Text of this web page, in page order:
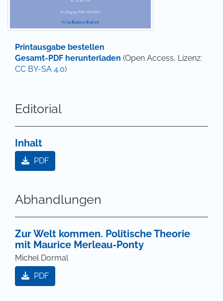
Printausgabe bestellen
Gesamt-PDF herunterladen (Open Access, Lizenz:
CC BY-SA 4.0)
Editorial
Inhalt
PDF
Abhandlungen
Zur Welt kommen. Politische Theorie
mit Maurice Merleau-Ponty
Michel Dormal
PDF